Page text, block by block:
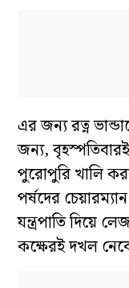
এর জন্য রত্ন
জন্য,
পুরোপুরি খালি
পর্ষদের
যন্ত্রপাতি দিয়ে
কক্ষেরই দখল